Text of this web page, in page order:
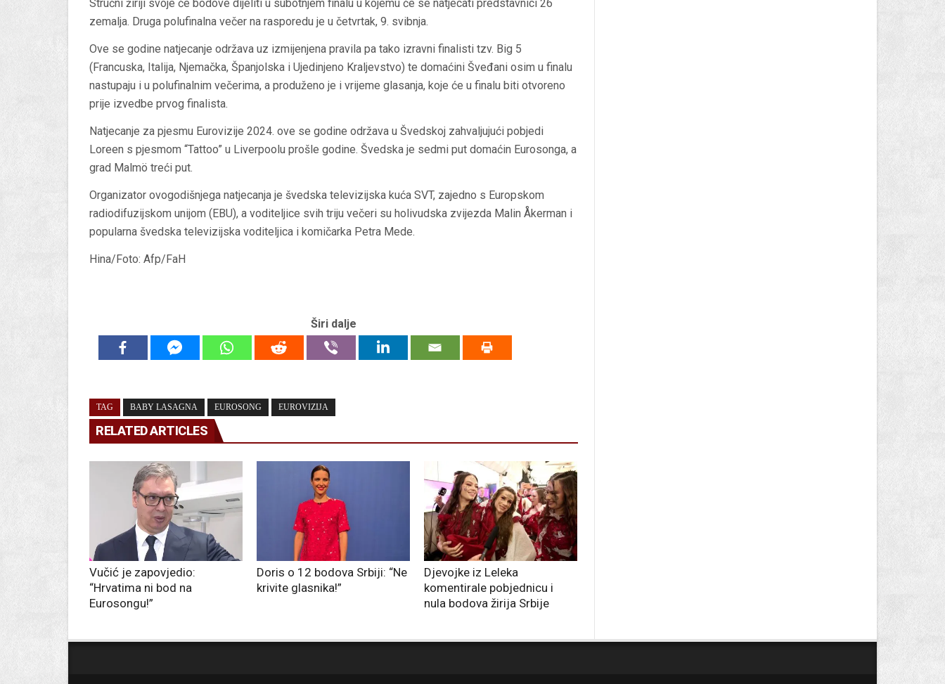
Stručni žiriji svoje će bodove dijeliti u subotnjem finalu u kojemu će se natjecati predstavnici 26
zemalja. Druga polufinalna večer na rasporedu je u četvrtak, 9. svibnja.
Ove se godine natjecanje održava uz izmijenjena pravila pa tako izravni finalisti tzv. Big 5
(Francuska, Italija, Njemačka, Španjolska i Ujedinjeno Kraljevstvo) te domaćini Šveđani osim u finalu
nastupaju i u polufinalnim večerima, a produženo je i vrijeme glasanja, koje će u finalu biti otvoreno
prije izvedbe prvog finalista.
Natjecanje za pjesmu Eurovizije 2024. ove se godine održava u Švedskoj zahvaljujući pobjedi
Loreen s pjesmom “Tattoo” u Liverpoolu prošle godine. Švedska je sedmi put domaćin Eurosonga, a
grad Malmö treći put.
Organizator ovogodišnjega natjecanja je švedska televizijska kuća SVT, zajedno s Europskom
radiodifuzijskom unijom (EBU), a voditeljice svih triju večeri su holivudska zvijezda Malin Åkerman i
popularna švedska televizijska voditeljica i komičarka Petra Mede.
Hina/Foto: Afp/FaH
Širi dalje
TAG BABY LASAGNA EUROSONG EUROVIZIJA
RELATED ARTICLES
Vučić je zapovjedio:
“Hrvatima ni bod na
Eurosongu!”
Doris o 12 bodova Srbiji: “Ne
krivite glasnika!”
Djevojke iz Leleka
komentirale pobjednicu i
nula bodova žirija Srbije